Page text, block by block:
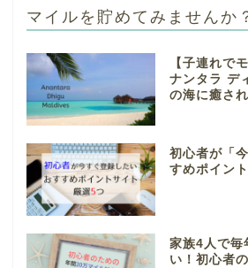
マイルを貯めてみませんか
【子連れで
ナンタラ デ
の海に癒さ
初心者が「
すめポイン
家族4人で毎
い！初心者